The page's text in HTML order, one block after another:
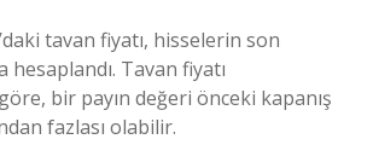
tavan fiyatı, hisselerin son
hesaplandı. Tavan fiyatı
bir payın değeri önceki kapanış
fazlası olabilir.